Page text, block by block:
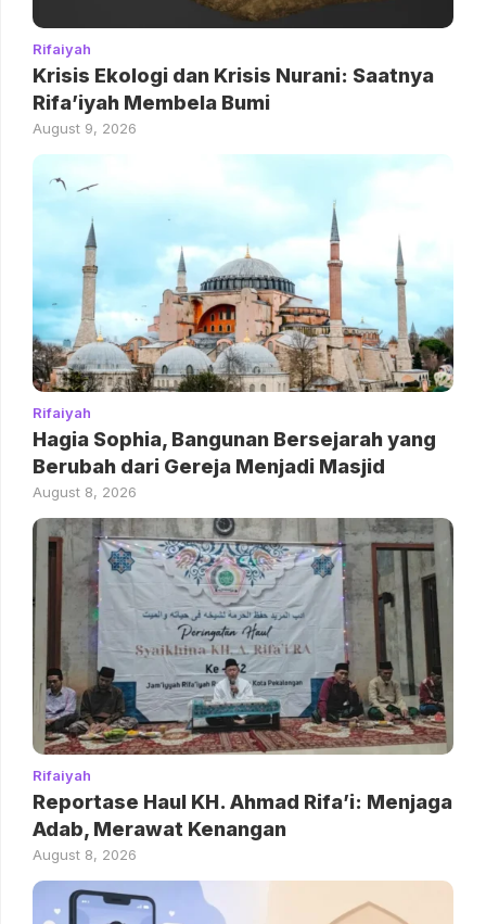
Rifaiyah
Krisis Ekologi dan Krisis Nurani: Saatnya
Rifa’iyah Membela Bumi
August 9, 2026
Rifaiyah
Hagia Sophia, Bangunan Bersejarah yang
Berubah dari Gereja Menjadi Masjid
August 8, 2026
Rifaiyah
Reportase Haul KH. Ahmad Rifa’i: Menjaga
Adab, Merawat Kenangan
August 8, 2026